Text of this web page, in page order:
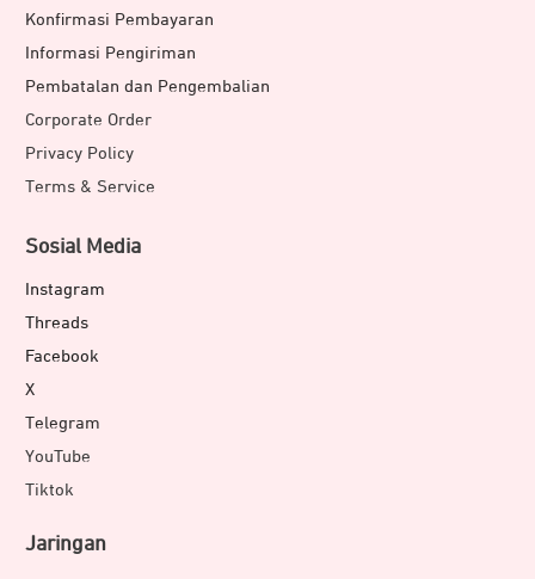
Konfirmasi Pembayaran
Informasi Pengiriman
Pembatalan dan Pengembalian
Corporate Order
Privacy Policy
Terms & Service
Sosial Media
Instagram
Threads
Facebook
X
Telegram
YouTube
Tiktok
Jaringan